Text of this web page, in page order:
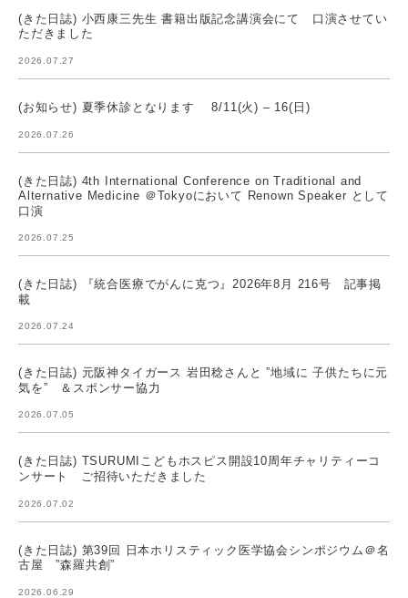
(きた日誌) 小西康三先生 書籍出版記念講演会にて 口演させてい
ただきました
2026.07.27
(お知らせ) 夏季休診となります 8/11(火) – 16(日)
2026.07.26
(きた日誌) 4th International Conference on Traditional and
Alternative Medicine ＠Tokyoにおいて Renown Speaker として
口演
2026.07.25
(きた日誌) 『統合医療でがんに克つ』2026年8月 216号 記事掲
載
2026.07.24
(きた日誌) 元阪神タイガース 岩田稔さんと ”地域に 子供たちに元
気を” ＆スポンサー協力
2026.07.05
(きた日誌) TSURUMIこどもホスピス開設10周年チャリティーコ
ンサート ご招待いただきました
2026.07.02
(きた日誌) 第39回 日本ホリスティック医学協会シンポジウム＠名
古屋 ”森羅共創”
2026.06.29